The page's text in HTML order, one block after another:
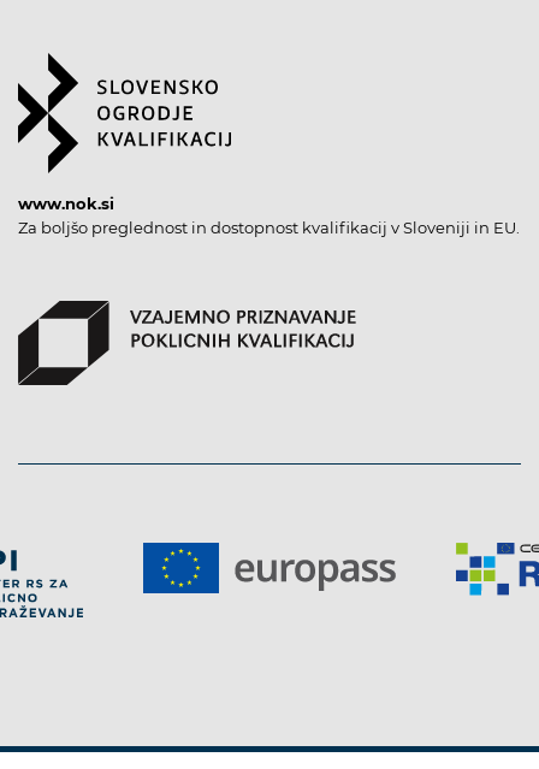
www.nok.si
Za boljšo preglednost in dostopnost kvalifikacij v Sloveniji in EU.